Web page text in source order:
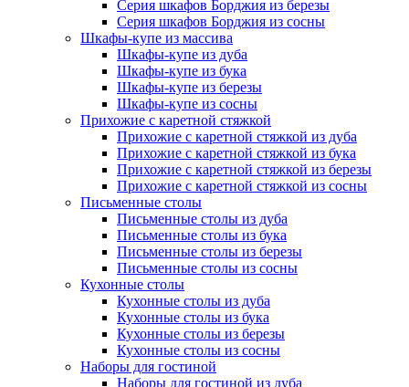
Серия шкафов Борджия из березы
Серия шкафов Борджия из сосны
Шкафы-купе из массива
Шкафы-купе из дуба
Шкафы-купе из бука
Шкафы-купе из березы
Шкафы-купе из сосны
Прихожие с каретной стяжкой
Прихожие с каретной стяжкой из дуба
Прихожие с каретной стяжкой из бука
Прихожие с каретной стяжкой из березы
Прихожие с каретной стяжкой из сосны
Письменные столы
Письменные столы из дуба
Письменные столы из бука
Письменные столы из березы
Письменные столы из сосны
Кухонные столы
Кухонные столы из дуба
Кухонные столы из бука
Кухонные столы из березы
Кухонные столы из сосны
Наборы для гостиной
Наборы для гостиной из дуба